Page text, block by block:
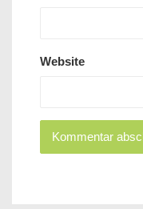
Website